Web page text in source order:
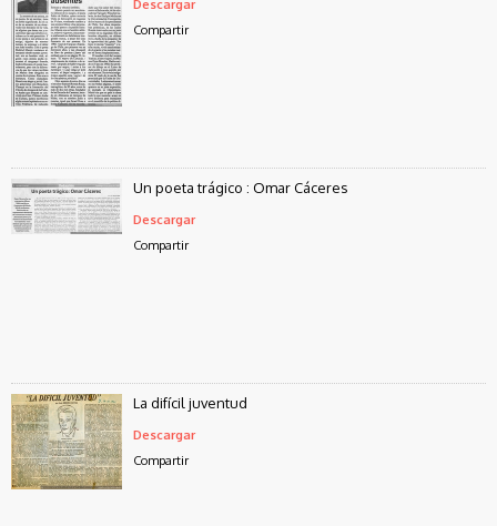
Descargar
Compartir
Un poeta trágico : Omar Cáceres
Descargar
Compartir
La difícil juventud
Descargar
Compartir